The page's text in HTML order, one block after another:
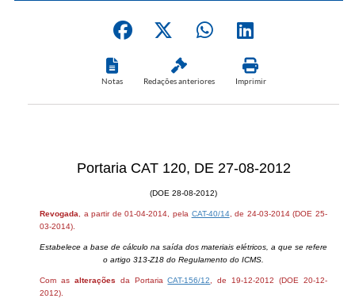
Notas Redações anteriores Imprimir
Portaria CAT 120, DE 27-08-2012
(DOE 28-08-2012)
Revogada , a partir de 01-04-2014, pela CAT-40/14, de 24-03-2014 (DOE 25-
03-2014).
Estabelece a base de cálculo na saída dos materiais elétricos, a que se refere
o artigo 313-Z18 do Regulamento do ICMS.
Com as alterações da PortariaCAT-156/12
, de 19-12-2012 (DOE 20-12-
2012).